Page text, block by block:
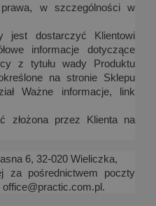
w szczególności w
jest dostarczyć Klientowi
informacje dotyczące
z tytułu wady Produktu
na stronie Sklepu
Ważne informacje, link
złożona przez Klienta na
6, 32-020 Wieliczka,
za pośrednictwem poczty